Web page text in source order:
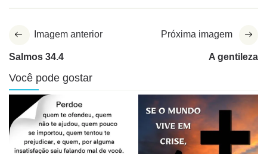
Imagem anterior
Salmos 34.4
Próxima imagem
A gentileza
Você pode gostar